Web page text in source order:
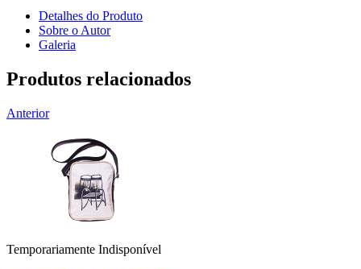
Detalhes do Produto
Sobre o Autor
Galeria
Produtos relacionados
Anterior
Temporariamente Indisponível